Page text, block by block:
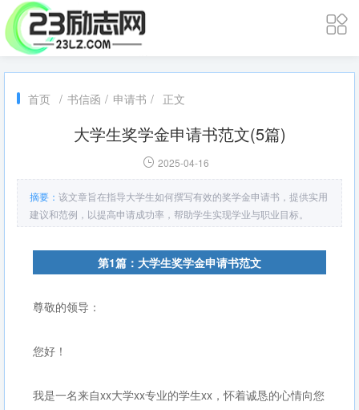
首页 / 书信函 / 申请书 / 正文
大学生奖学金申请书范文(5篇)
2025-04-16
摘要： 该文章旨在指导大学生如何撰写有效的奖学金申请书，提供实用
建议和范例，以提高申请成功率，帮助学生实现学业与职业目标。
第1篇：大学生奖学金申请书范文
尊敬的领导：
您好！
我是一名来自xx大学xx专业的学生xx，怀着诚恳的心情向您